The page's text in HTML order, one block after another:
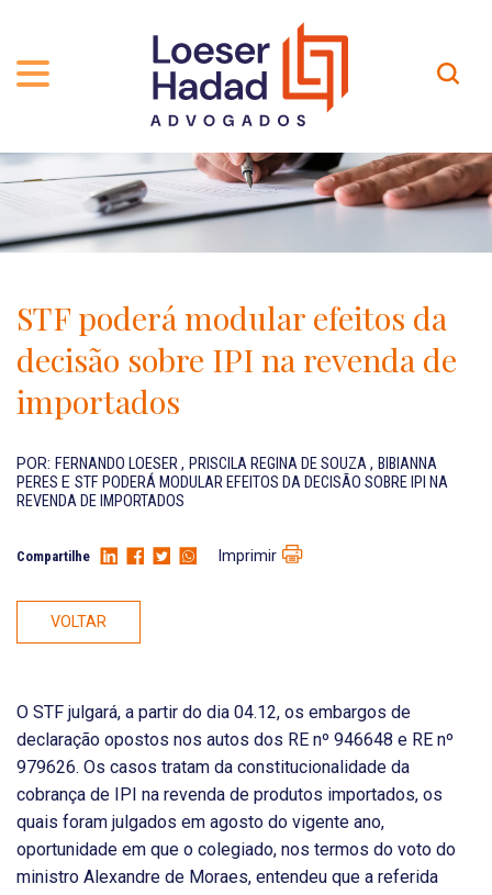
QUEM SOMOS
TRAJETÓRIA
INCLUSÃO E DIVERSIDADE
PRÊMIOS
NOSSA EQUIPE
ÁREAS DE ATUAÇÃO
PROFISSIONAIS
CARREIRA
Contato
Localização
STF poderá modular efeitos da
decisão sobre IPI na revenda de
importados
POR: FERNANDO LOESER, PRISCILA REGINA DE SOUZA, BIBIANNA
PERES E STF PODERÁ MODULAR EFEITOS DA DECISÃO SOBRE IPI NA
REVENDA DE IMPORTADOS
Compartilhe Imprimir
VOLTAR
O STF julgará, a partir do dia 04.12, os embargos de
declaração opostos nos autos dos RE nº 946648 e RE nº
979626. Os casos tratam da constitucionalidade da
cobrança de IPI na revenda de produtos importados, os
quais foram julgados em agosto do vigente ano,
oportunidade em que o colegiado, nos termos do voto do
ministro Alexandre de Moraes, entendeu que a referida